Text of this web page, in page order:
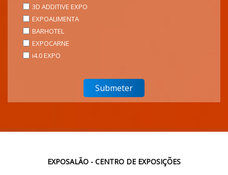
3D ADDITIVE EXPO
EXPOALIMENTA
BARHOTEL
EXPOCARNE
i4.0 EXPO
EXPOSALÃO - CENTRO DE EXPOSIÇÕES